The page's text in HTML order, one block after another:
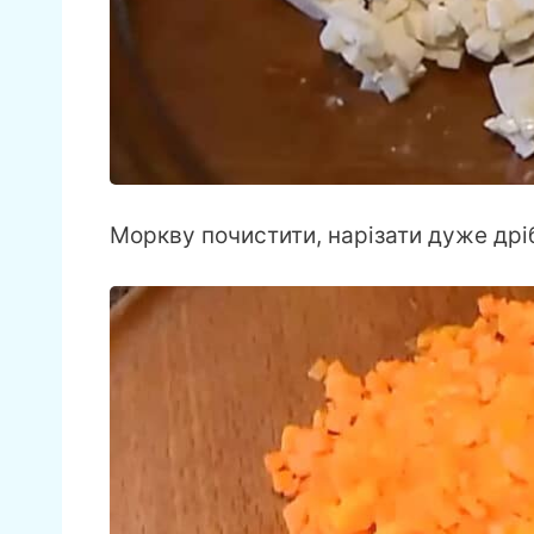
Моркву почистити, нарізати дуже